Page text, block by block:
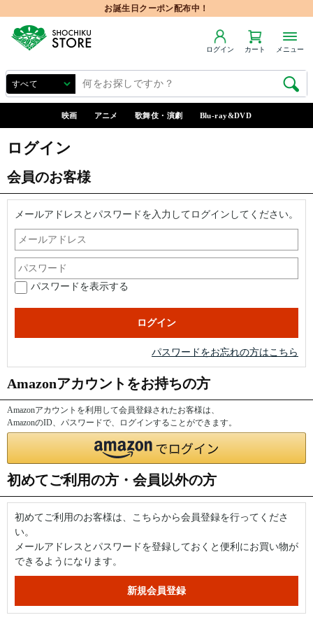
お誕生日クーポン配布中！
ログイン カート メニュー
映画 アニメ 歌舞伎・演劇 Blu-ray&DVD
ログイン
会員のお客様
メールアドレスとパスワードを入力してログインしてください。
パスワードを表示する
パスワードをお忘れの方はこちら
Amazonアカウントをお持ちの方
Amazonアカウントを利用して会員登録されたお客様は、
AmazonのID、パスワードで、ログインすることができます。
初めてご利用の方・会員以外の方
初めてご利用のお客様は、こちらから会員登録を行ってくださ
い。
メールアドレスとパスワードを登録しておくと便利にお買い物が
できるようになります。